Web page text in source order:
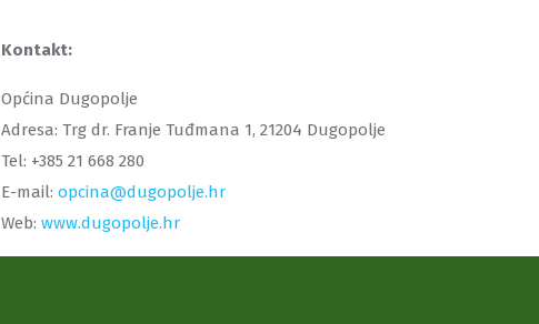
Kontakt:
Općina Dugopolje
Adresa: Trg dr. Franje Tuđmana 1, 21204 Dugopolje
Tel: +385 21 668 280
E-mail: opcina@dugopolje.hr
Web: www.dugopolje.hr